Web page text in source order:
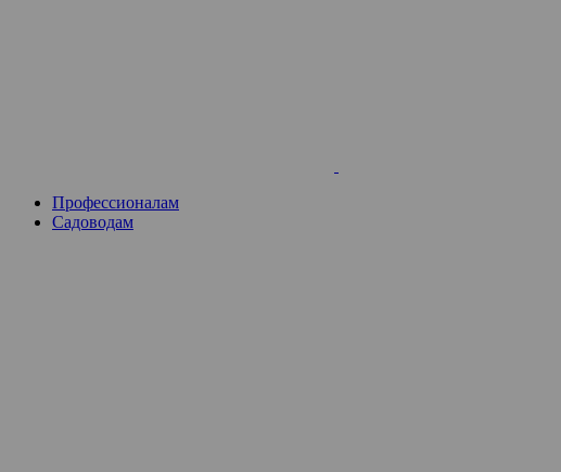
Профессионалам
Садоводам